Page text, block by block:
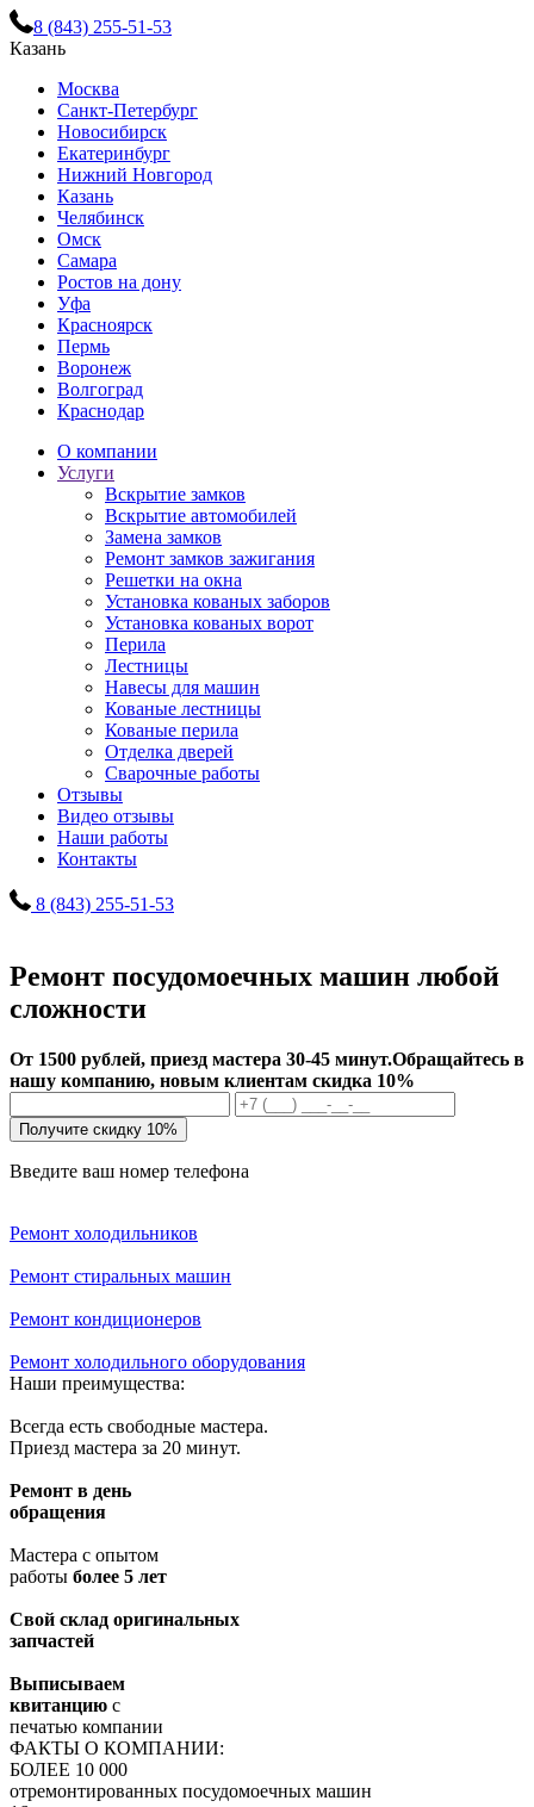
8 (843) 255-51-53
Казань
Москва
Санкт-Петербург
Новосибирск
Екатеринбург
Нижний Новгород
Казань
Челябинск
Омск
Самара
Ростов на дону
Уфа
Красноярск
Пермь
Воронеж
Волгоград
Краснодар
О компании
Услуги
Вскрытие замков
Вскрытие автомобилей
Замена замков
Ремонт замков зажигания
Решетки на окна
Установка кованых заборов
Установка кованых ворот
Перила
Лестницы
Навесы для машин
Кованые лестницы
Кованые перила
Отделка дверей
Сварочные работы
Отзывы
Видео отзывы
Наши работы
Контакты
8 (843) 255-51-53
Ремонт посудомоечных машин любой
сложности
От 1500 рублей, приезд мастера 30-45 минут.Обращайтесь в
нашу компанию, новым клиентам скидка 10%
Получите скидку 10%
Введите ваш номер телефона
Ремонт холодильников
Ремонт стиральных машин
Ремонт кондиционеров
Ремонт холодильного оборудования
Наши преимущества:
Всегда есть свободные мастера.
Приезд мастера за 20 минут.
Ремонт в день
обращения
Мастера с опытом
работы более 5 лет
Свой склад оригинальных
запчастей
Выписываем
квитанцию с
печатью компании
ФАКТЫ О КОМПАНИИ:
БОЛЕЕ 10 000
отремонтированных посудомоечных машин